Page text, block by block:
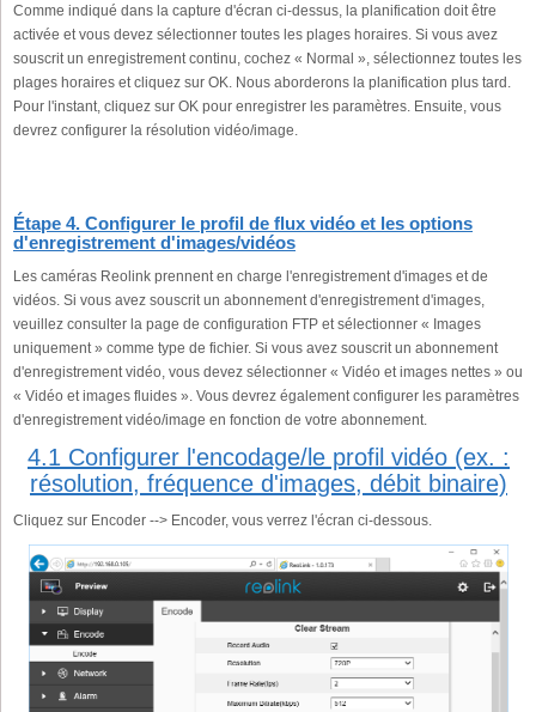
Comme indiqué dans la capture d'écran ci-dessus, la planification doit être
activée et vous devez sélectionner toutes les plages horaires. Si vous avez
souscrit un enregistrement continu, cochez « Normal », sélectionnez toutes les
plages horaires et cliquez sur OK. Nous aborderons la planification plus tard.
Pour l'instant, cliquez sur OK pour enregistrer les paramètres. Ensuite, vous
devrez configurer la résolution vidéo/image.
Étape 4. Configurer le profil de flux vidéo et les options
d'enregistrement d'images/vidéos
Les caméras Reolink prennent en charge l'enregistrement d'images et de
vidéos. Si vous avez souscrit un abonnement d'enregistrement d'images,
veuillez consulter la page de configuration FTP et sélectionner « Images
uniquement » comme type de fichier. Si vous avez souscrit un abonnement
d'enregistrement vidéo, vous devez sélectionner « Vidéo et images nettes » ou
« Vidéo et images fluides ». Vous devrez également configurer les paramètres
d'enregistrement vidéo/image en fonction de votre abonnement.
4.1 Configurer l'encodage/le profil vidéo (ex. :
résolution, fréquence d'images, débit binaire)
Cliquez sur Encoder --> Encoder, vous verrez l'écran ci-dessous.